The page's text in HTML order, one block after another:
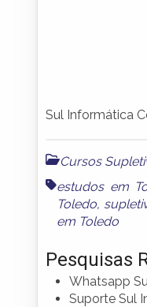
Sul Informática
Cursos
estudos em
Toledo,
em Toledo
Pesquisas
Whatsapp
Suporte Sul